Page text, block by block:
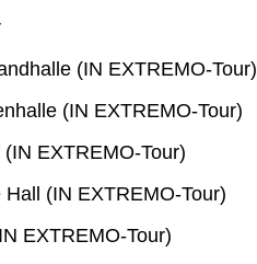
(IN EXTREMO-Tour)
(IN EXTREMO-Tour)
EXTREMO-Tour)
(IN EXTREMO-Tour)
EXTREMO-Tour)